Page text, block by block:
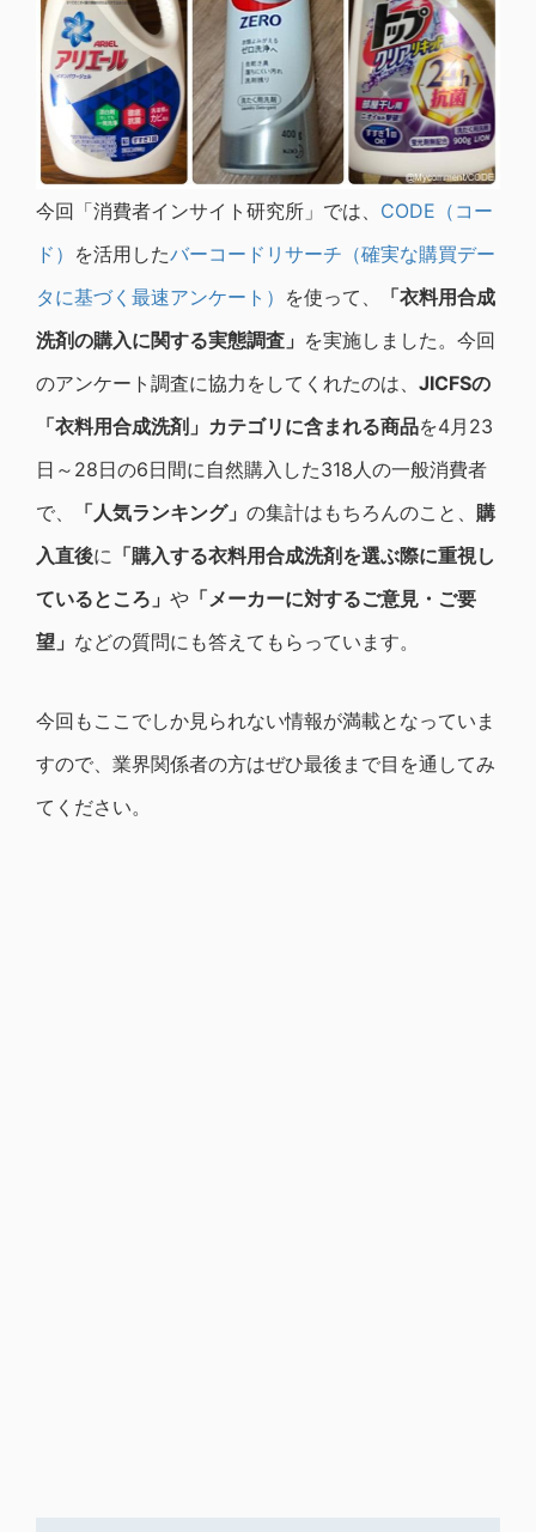
今回「消費者インサイト研究所」では、 CODE（コー
ド） を活用したバーコードリサーチ（確実な購買デー
タに基づく最速アンケート） を使って、
「衣料用合成
洗剤の購入に関する実態調査」 を実施しました。今回
のアンケート調査に協力をしてくれたのは、 JICFSの
「衣料用合成洗剤」カテゴリに含まれる商品を4月23
日～28日の6日間に自然購入した318人の一般消費者
で、
「人気ランキング」 の集計はもちろんのこと、 購
入直後に 「購入する衣料用合成洗剤を選ぶ際に重視し
ているところ」 や 「メーカーに対するご意見・ご要
望」 などの質問にも答えてもらっています。
今回もここでしか見られない情報が満載となっていま
すので、業界関係者の方はぜひ最後まで目を通してみ
てください。